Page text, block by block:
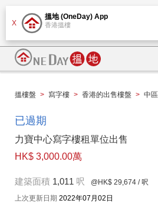
X
搵地 (OneDay) App
香港搵樓
搵樓盤 > 寫字樓 > 香港的出售樓盤 > 中區
已過期
力寶中心寫字樓租單位出售
HK$ 3,000.00萬
建築面積 1,011 呎 @HK$ 29,674 / 呎
上次更新日期 2022年07月02日